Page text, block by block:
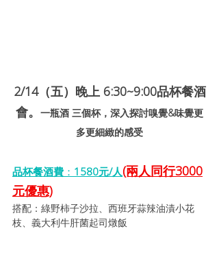
2/14（五）晚上 6:30~9:00品杯餐酒
會。 一瓶酒 三個杯，深入探討嗅覺&味覺更
多更細緻的感受
品杯餐酒費 ： 1580元/人(兩人同行3000
元優惠)
搭配：綠野柿子沙拉、西班牙蒜辣油漬小花
枝、義大利牛肝菌起司燉飯